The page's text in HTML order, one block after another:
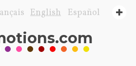
.com
Español
English